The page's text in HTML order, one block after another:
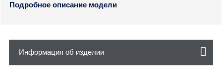
Подробное описание модели
Информация об изделии